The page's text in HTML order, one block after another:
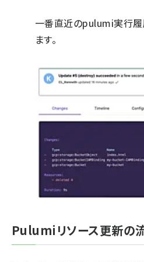
一番直近のpulumi実行
ます。
Pulumiリソース更新の